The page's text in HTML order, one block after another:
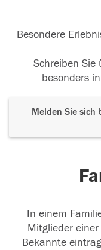
Besondere
Schreiben Sie
besonders
Melden Sie sich
In einem
Mitglieder
Bekannte